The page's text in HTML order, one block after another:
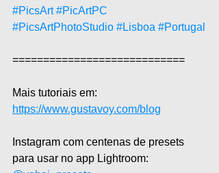
#PicsArt #PicArtPC
#PicsArtPhotoStudio #Lisboa #Portugal
============================
Mais tutoriais em:
https://www.gustavoy.com/blog
Instagram com centenas de presets
para usar no app Lightroom: